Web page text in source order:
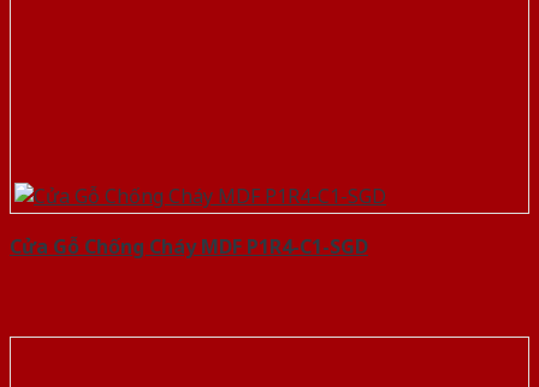
Cửa Gỗ Chống Cháy MDF P1R4-C1-SGD